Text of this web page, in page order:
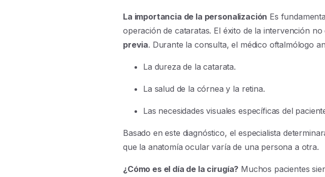
La importancia de la personalización Es
operación de cataratas. El éxito de la intervención
previa. Durante la consulta, el médico oftalmólogo
La dureza de la catarata.
La salud de la córnea y la retina.
Las necesidades visuales específicas del
Basado en este diagnóstico, el especialista
que la anatomía ocular varía de una persona a otra.
¿Cómo es el día de la cirugía? Muchos pacientes